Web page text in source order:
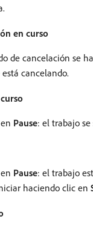
en curso
de cancelación se
cancelando.
Pause: el trabajo se
Pause: el trabajo
haciendo clic en